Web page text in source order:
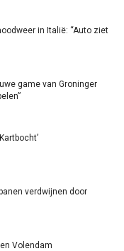
in Italië: “Auto ziet
game van Groninger
verdwijnen door
Volendam